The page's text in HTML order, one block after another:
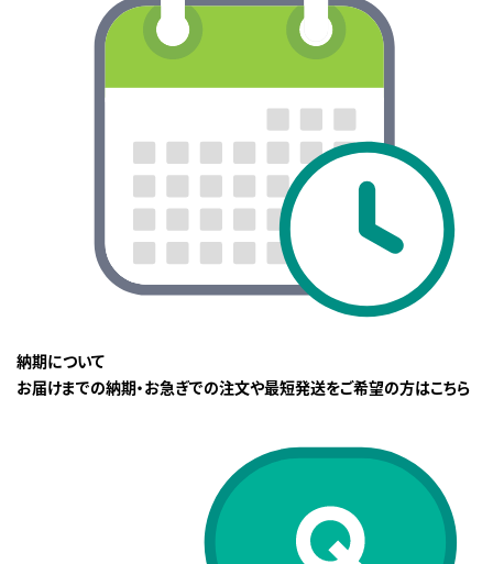
納期について
お届けまでの納期・お急ぎでの注文や最短発送をご希望の方はこちら